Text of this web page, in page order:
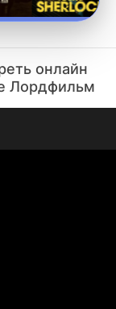
онлайн
Лордфильм